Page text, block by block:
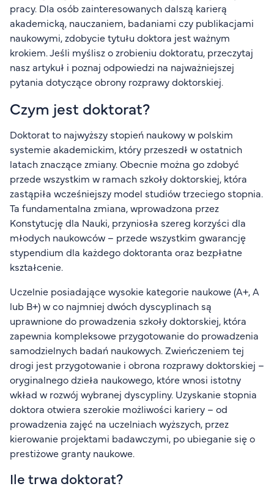
Jak się studiuje przez Internet?
FAQ
Nasi wykładowcy
Strefa wiedzy
Kontakt
Górny pasek
Platforma zdalnego nauczania
Wirtualny Pokój Studenta
pracy. Dla osób zainteresowanych dalszą karierą
akademicką, nauczaniem, badaniami czy publikacjami
naukowymi, zdobycie tytułu doktora jest ważnym
krokiem. Jeśli myślisz o zrobieniu doktoratu, przeczytaj
nasz artykuł i poznaj odpowiedzi na najważniejszej
pytania dotyczące obrony rozprawy doktorskiej.
Czym jest doktorat?
Doktorat to najwyższy stopień naukowy w polskim
systemie akademickim, który przeszedł w ostatnich
latach znaczące zmiany. Obecnie można go zdobyć
przede wszystkim w ramach szkoły doktorskiej, która
zastąpiła wcześniejszy model studiów trzeciego stopnia.
Ta fundamentalna zmiana, wprowadzona przez
Konstytucję dla Nauki, przyniosła szereg korzyści dla
młodych naukowców – przede wszystkim gwarancję
stypendium dla każdego doktoranta oraz bezpłatne
kształcenie.
Uczelnie posiadające wysokie kategorie naukowe (A+, A
lub B+) w co najmniej dwóch dyscyplinach są
uprawnione do prowadzenia szkoły doktorskiej, która
zapewnia kompleksowe przygotowanie do prowadzenia
samodzielnych badań naukowych. Zwieńczeniem tej
drogi jest przygotowanie i obrona rozprawy doktorskiej –
oryginalnego dzieła naukowego, które wnosi istotny
wkład w rozwój wybranej dyscypliny. Uzyskanie stopnia
doktora otwiera szerokie możliwości kariery – od
prowadzenia zajęć na uczelniach wyższych, przez
kierowanie projektami badawczymi, po ubieganie się o
prestiżowe granty naukowe.
Ile trwa doktorat?